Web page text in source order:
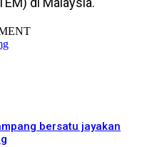
bersatu jayakan